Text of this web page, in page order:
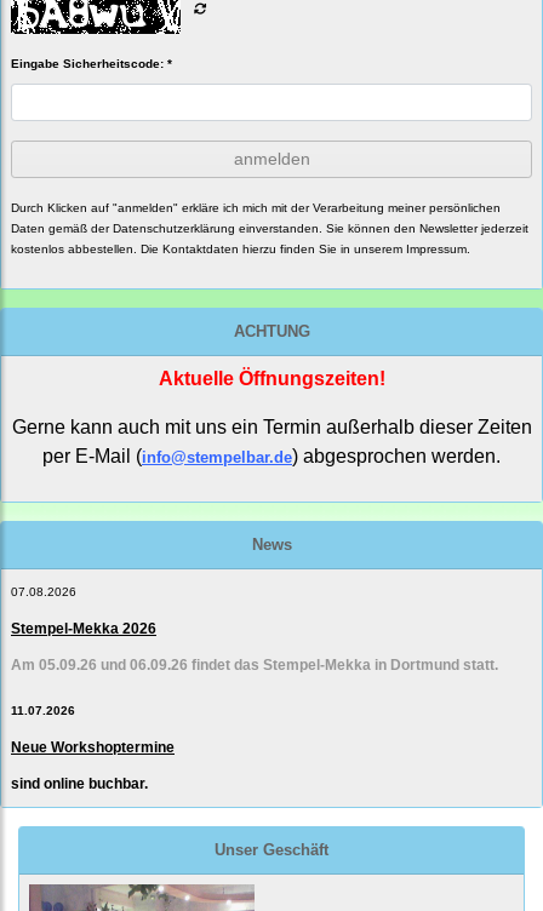
Eingabe Sicherheitscode: *
anmelden
Durch Klicken auf "anmelden" erkläre ich mich mit der Verarbeitung meiner persönlichen
Daten gemäß der Datenschutzerklärung einverstanden. Sie können den Newsletter jederzeit
kostenlos abbestellen. Die Kontaktdaten hierzu finden Sie in unserem Impressum.
ACHTUNG
Aktuelle Öffnungszeiten!
Gerne kann auch mit uns ein Termin außerhalb dieser Zeiten
per E-Mail (info@stempelbar.de) abgesprochen werden.
News
07.08.2026
Stempel-Mekka 2026
Am 05.09.26 und 06.09.26 findet das Stempel-Mekka in Dortmund statt.
11.07.2026
Neue Workshoptermine
sind online buchbar.
Unser Geschäft